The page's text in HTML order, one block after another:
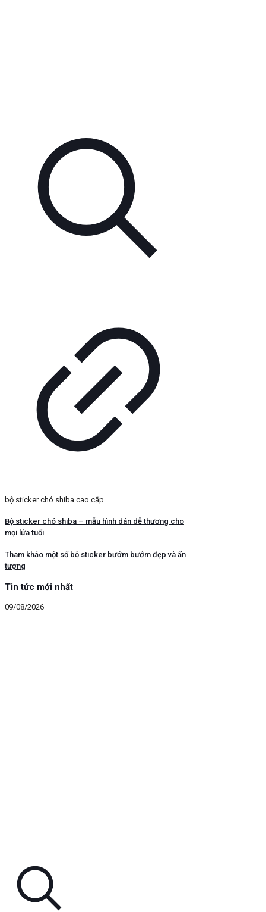
bộ sticker chó shiba cao cấp
Bộ sticker chó shiba – mẫu hình dán dễ thương cho
mọi lứa tuổi
Tham khảo một số bộ sticker bướm bướm đẹp và ấn
tượng
Tin tức mới nhất
09/08/2026